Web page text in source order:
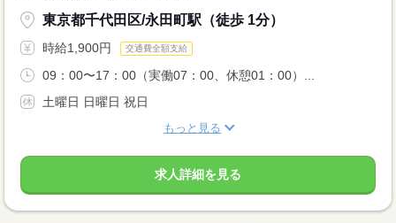
東京都千代田区/永田町駅（徒歩 1分）
時給1,900円 交通費全額支給
09：00〜17：00（実働07：00、休憩01：00）...
土曜日 日曜日 祝日
もっと見る
求人詳細を見る